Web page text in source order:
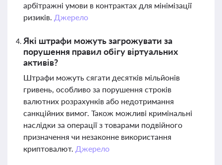
арбітражні умови в контрактах для мінімізації
ризиків. Джерело
Які штрафи можуть загрожувати за
порушення правил обігу віртуальних
активів?
Штрафи можуть сягати десятків мільйонів
гривень, особливо за порушення строків
валютних розрахунків або недотримання
санкційних вимог. Також можливі кримінальні
наслідки за операції з товарами подвійного
призначення чи незаконне використання
криптовалют. Джерело